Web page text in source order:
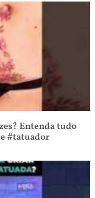
Entenda tudo
#tatuador